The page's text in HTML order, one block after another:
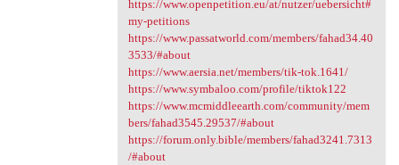
https://www.openpetition.eu/at/nutzer/uebersicht#
my-petitions
https://www.passatworld.com/members/fahad34.40
3533/#about
https://www.aersia.net/members/tik-tok.1641/
https://www.symbaloo.com/profile/tiktok122
https://www.mcmiddleearth.com/community/mem
bers/fahad3545.29537/#about
https://forum.only.bible/members/fahad3241.7313
/#about